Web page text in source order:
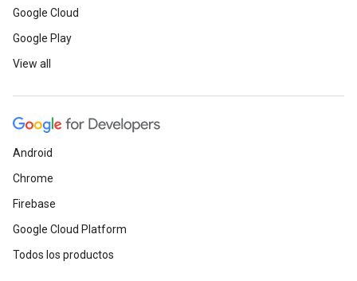
Google Cloud
Google Play
View all
Android
Chrome
Firebase
Google Cloud Platform
Todos los productos